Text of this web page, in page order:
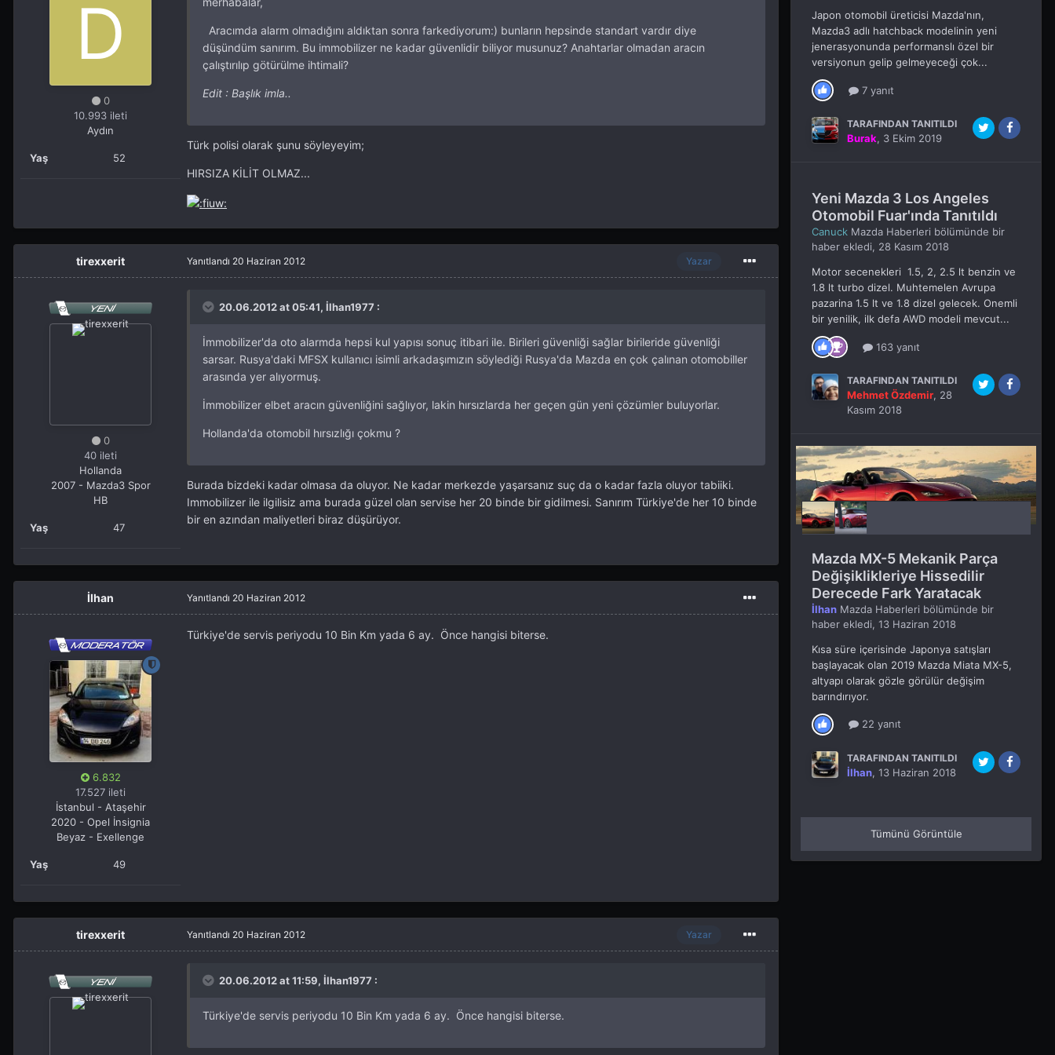
0
10.993 ileti
Aydın
Yaş 52
Aracımda alarm olmadığını aldıktan sonra farkediyorum:) bunların hepsinde standart vardır diye
düşündüm sanırım. Bu immobilizer ne kadar güvenlidir biliyor musunuz? Anahtarlar olmadan aracın
çalıştırılıp götürülme ihtimali?
Edit : Başlık imla..
Türk polisi olarak şunu söyleyeyim;
HIRSIZA KİLİT OLMAZ...
tirexxerit
0
40 ileti
Hollanda
2007 - Mazda3 Spor
HB
Yaş 47
Yazar
Yanıtlandı 20 Haziran 2012
20.06.2012 at 05:41, İlhan1977 :
İmmobilizer'da oto alarmda hepsi kul yapısı sonuç itibari ile. Birileri güvenliği sağlar birileride güvenliği
sarsar. Rusya'daki MFSX kullanıcı isimli arkadaşımızın söylediği Rusya'da Mazda en çok çalınan otomobiller
arasında yer alıyormuş.
İmmobilizer elbet aracın güvenliğini sağlıyor, lakin hırsızlarda her geçen gün yeni çözümler buluyorlar.
Hollanda'da otomobil hırsızlığı çokmu ?
Burada bizdeki kadar olmasa da oluyor. Ne kadar merkezde yaşarsanız suç da o kadar fazla oluyor tabiiki.
Immobilizer ile ilgilisiz ama burada güzel olan servise her 20 binde bir gidilmesi. Sanırım Türkiye'de her 10 binde
bir en azından maliyetleri biraz düşürüyor.
İlhan
6.832
17.527 ileti
İstanbul - Ataşehir
2020 - Opel İnsignia
Beyaz - Exellenge
Yaş 49
Yanıtlandı 20 Haziran 2012
Türkiye'de servis periyodu 10 Bin Km yada 6 ay. Önce hangisi biterse.
tirexxerit Yazar
Yanıtlandı 20 Haziran 2012
20.06.2012 at 11:59, İlhan1977 :
Türkiye'de servis periyodu 10 Bin Km yada 6 ay. Önce hangisi biterse.
Japon otomobil üreticisi Mazda'nın,
Mazda3 adlı hatchback modelinin yeni
jenerasyonunda performanslı özel bir
versiyonun gelip gelmeyeceği çok...
7 yanıt
TARAFINDAN TANITILDI
Burak, 3 Ekim 2019
Yeni Mazda 3 Los Angeles
Otomobil Fuar'ında Tanıtıldı
Canuck Mazda Haberleri bölümünde bir
haber ekledi, 28 Kasım 2018
Motor secenekleri 1.5, 2, 2.5 lt benzin ve
1.8 lt turbo dizel. Muhtemelen Avrupa
pazarina 1.5 lt ve 1.8 dizel gelecek. Onemli
bir yenilik, ilk defa AWD modeli mevcut...
163 yanıt
TARAFINDAN TANITILDI
Mehmet Özdemir, 28
Kasım 2018
Mazda MX-5 Mekanik Parça
Değişiklikleriye Hissedilir
Derecede Fark Yaratacak
İlhan Mazda Haberleri bölümünde bir
haber ekledi, 13 Haziran 2018
Kısa süre içerisinde Japonya satışları
başlayacak olan 2019 Mazda Miata MX-5,
altyapı olarak gözle görülür değişim
barındırıyor.
22 yanıt
TARAFINDAN TANITILDI
İlhan, 13 Haziran 2018
Tümünü Görüntüle